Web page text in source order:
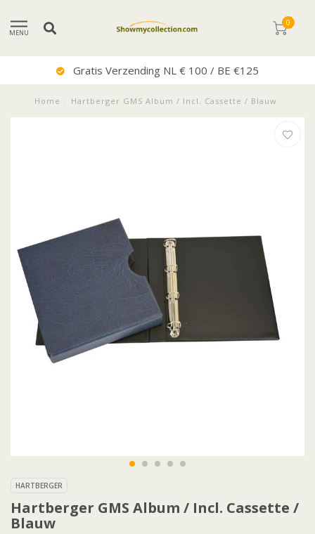
MENU
0
Gratis Verzending NL € 100 / BE €125
Home Hartberger GMS Album / Incl. Cassette / Blauw
HARTBERGER
Hartberger GMS Album / Incl. Cassette /
Blauw